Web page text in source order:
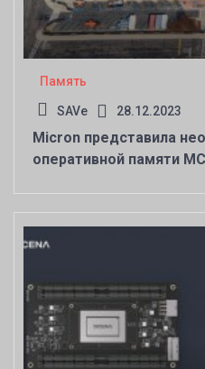
Память
SAVe 28.12.2023
Micron представила
оперативной памяти